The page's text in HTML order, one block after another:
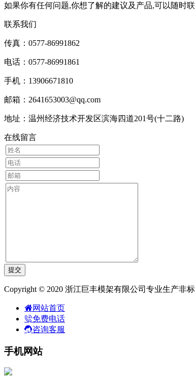
如果你有任何问题,你想了解的建议及产品,可以随时
联系我们
传真：0577-86991862
电话：0577-86991861
手机：13906671810
邮箱：2641653003@qq.com
地址：温州经济技术开发区滨海四道201号(十二路)
在线留言
Copyright © 2020 浙江巨丰模架有限公司专业生产非标
网站首页
免费电话
咨询客服
手机网站